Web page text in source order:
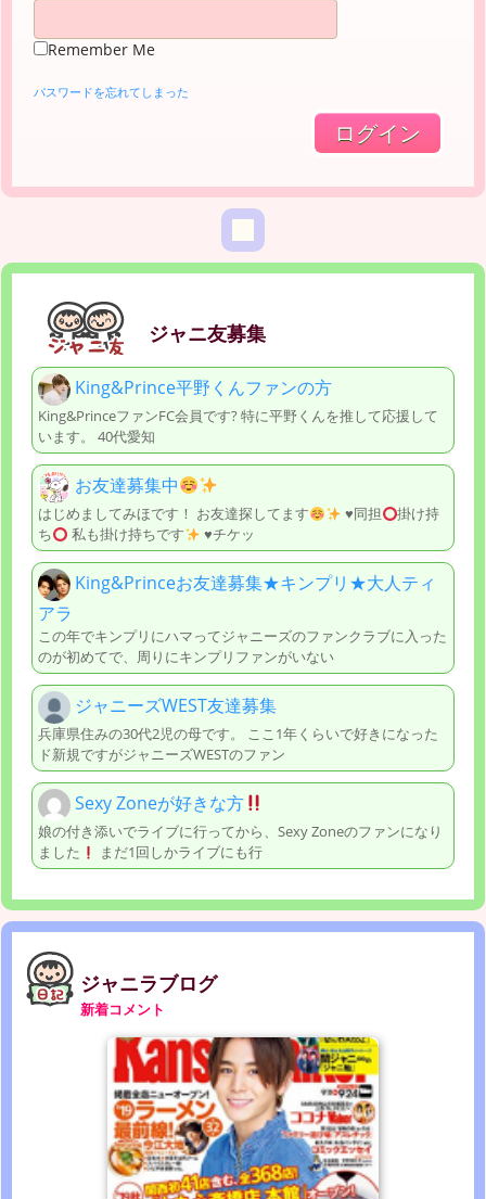
Remember Me
パスワードを忘れてしまった
ジャニ友募集
King&Prince平野くんファンの方
King&PrinceファンFC会員です? 特に平野くんを推して応援して
います。 40代愛知
お友達募集中
はじめましてみほです！ お友達探してます ♥️同担
掛け持
ち
私も掛け持ちです ♥️チケッ
King&Princeお友達募集★キンプリ★大人ティ
アラ
この年でキンプリにハマってジャニーズのファンクラブに入った
のが初めてで、周りにキンプリファンがいない
ジャニーズWEST友達募集
兵庫県住みの30代2児の母です。 ここ1年くらいで好きになった
ド新規ですがジャニーズWESTのファン
Sexy Zoneが好きな方
娘の付き添いでライブに行ってから、Sexy Zoneのファンになり
ました
まだ1回しかライブにも行
ジャニラブログ
新着コメント